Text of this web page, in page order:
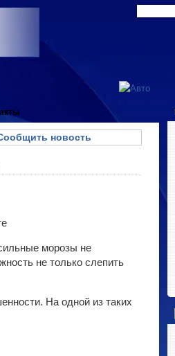
новость
морозы не
не только слепить
На одной из таких